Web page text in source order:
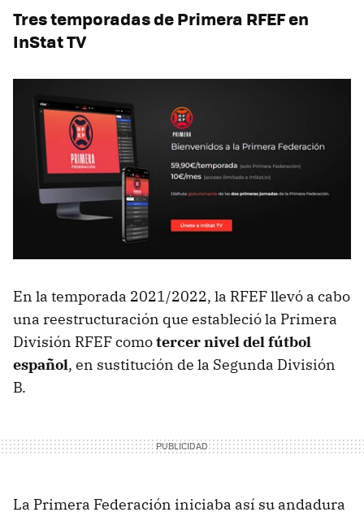
Tres temporadas de Primera RFEF en
InStat TV
En la temporada 2021/2022, la RFEF llevó a cabo
una reestructuración que estableció la Primera
División RFEF comotercer nivel del fútbol
español, en sustitución de la Segunda División
B.
La Primera Federación iniciaba así su andadura